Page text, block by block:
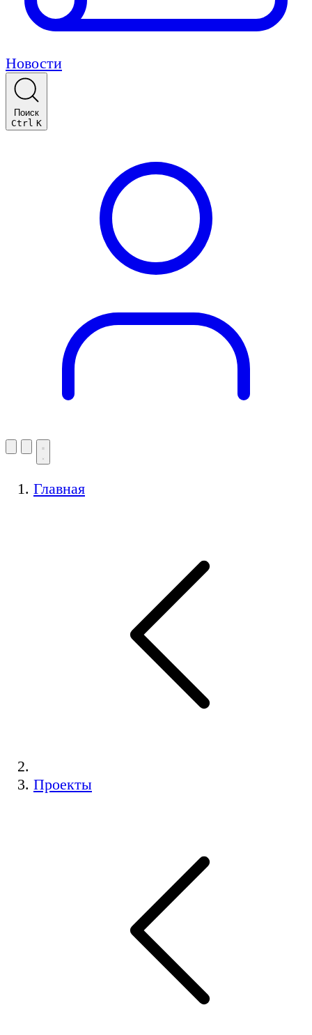
Новости
Поиск
Ctrl K
Главная
Проекты